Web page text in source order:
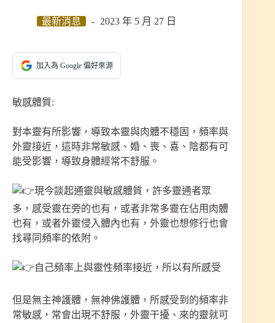
最新消息 2023 年 5 月 27 日
加入為 Google 偏好來源
敏感體質:
對本靈有所影響，導致本靈與肉體不穩固，頻率與
外靈接近，這時非常敏感、婚、喪、喜、陰都有可
能受影響，導致身體經常不舒服。
現今談起通靈與敏感體質，許多靈通者眾
多，感受靈在旁的也有，或者非常多靈在佔用肉體
也有，或者外靈侵入體內也有，外靈也想修行也會
找尋同頻率的依附。
自己頻率上與靈性頻率接近，所以有所感受
但是無主神護體，無神佛護體，所感受到的頻率非
常敏感，常會出現不舒服，外靈干擾、來的靈就可